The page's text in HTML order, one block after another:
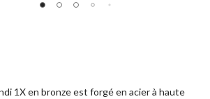
1X en bronze est forgé en acier à haute